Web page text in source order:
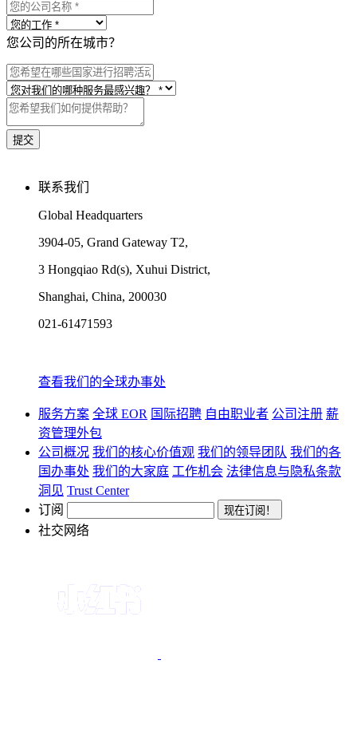
您公司的所在城市？
联系我们
Global Headquarters
3904-05, Grand Gateway T2,
3 Hongqiao Rd(s), Xuhui District,
Shanghai, China, 200030
021-61471593
查看我们的全球办事处
服务方案 全球 EOR 国际招聘 自由职业者 公司注册 薪
资管理外包
公司概况 我们的核心价值观 我们的领导团队 我们的各
国办事处 我们的大家庭 工作机会 法律信息与隐私条款
洞见 Trust Center
订阅
社交网络